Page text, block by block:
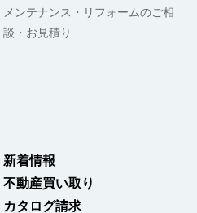
メンテナンス・リフォームのご相
談・お見積り
新着情報
不動産買い取り
カタログ請求